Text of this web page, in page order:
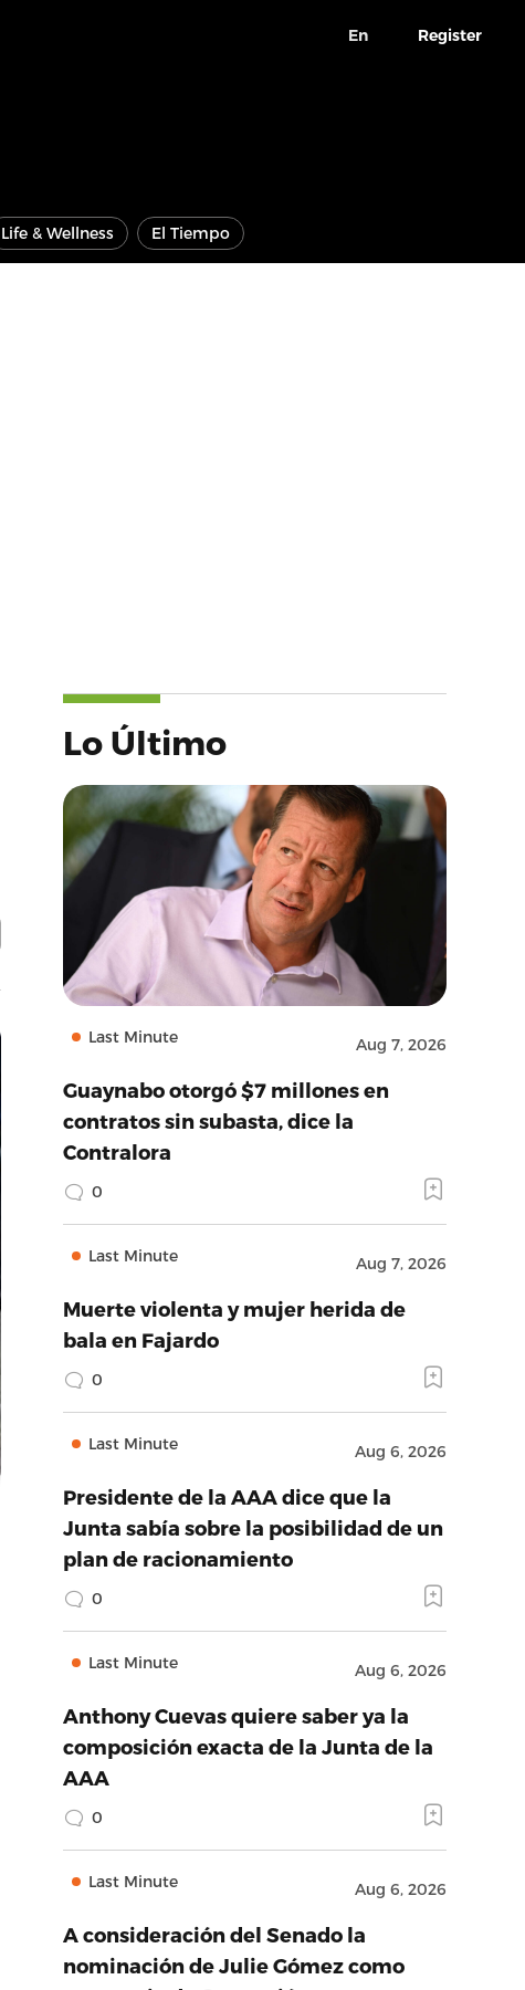
En Register
Life & Wellness El Tiempo
Lo Último
Last Minute Aug 7, 2026
Guaynabo otorgó $7 millones en
contratos sin subasta, dice la
Contralora
0
Last Minute Aug 7, 2026
Muerte violenta y mujer herida de
bala en Fajardo
0
Last Minute Aug 6, 2026
Presidente de la AAA dice que la
Junta sabía sobre la posibilidad de un
plan de racionamiento
0
Last Minute Aug 6, 2026
Anthony Cuevas quiere saber ya la
composición exacta de la Junta de la
AAA
0
Last Minute Aug 6, 2026
A consideración del Senado la
nominación de Julie Gómez como